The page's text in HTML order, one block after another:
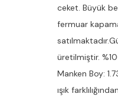
ceket. Büyük
fermuar
üretilmiştir.
Manken Boy:
ışık